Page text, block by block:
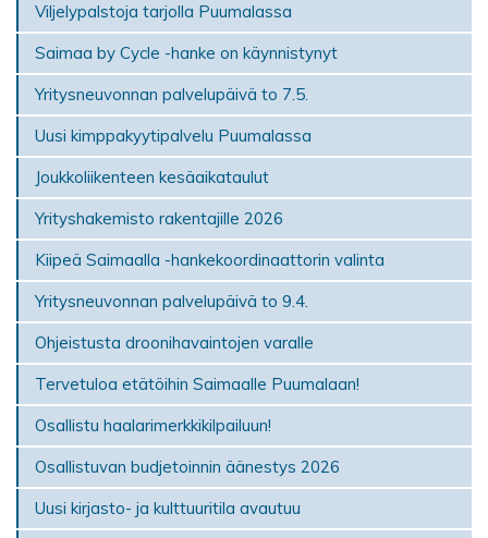
Viljelypalstoja tarjolla Puumalassa
Saimaa by Cycle -hanke on käynnistynyt
Yritysneuvonnan palvelupäivä to 7.5.
Uusi kimppakyytipalvelu Puumalassa
Joukkoliikenteen kesäaikataulut
Yrityshakemisto rakentajille 2026
Kiipeä Saimaalla -hankekoordinaattorin valinta
Yritysneuvonnan palvelupäivä to 9.4.
Ohjeistusta droonihavaintojen varalle
Tervetuloa etätöihin Saimaalle Puumalaan!
Osallistu haalarimerkkikilpailuun!
Osallistuvan budjetoinnin äänestys 2026
Uusi kirjasto- ja kulttuuritila avautuu